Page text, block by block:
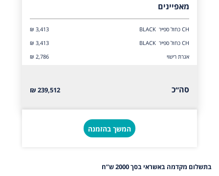
מאפיינים
CH כחול ספייר BLACK
₪ 3,413
CH כחול ספייר BLACK
₪ 3,413
אגרת רישוי
₪ 2,786
סה״כ 239,512 ₪
המשך בהזמנה
בתשלום מקדמה באשראי בסך 2000 ש”ח